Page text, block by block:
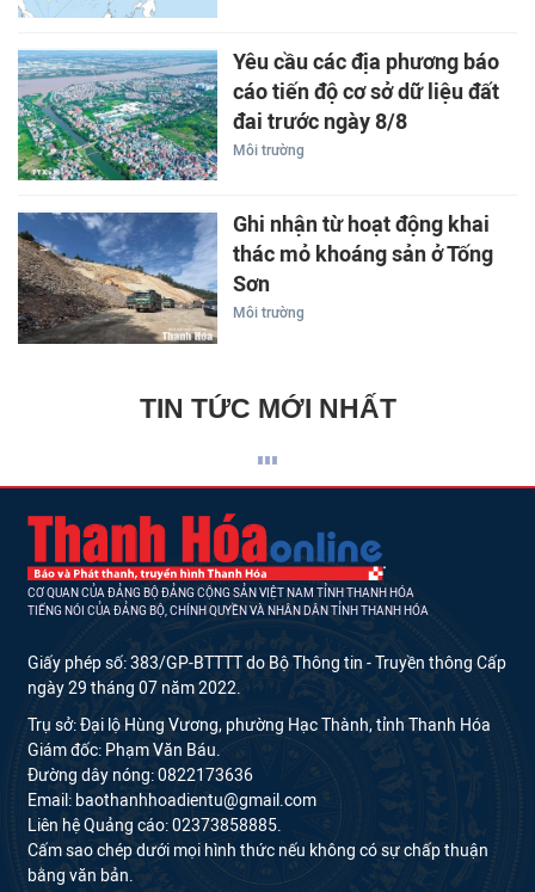
Yêu cầu các địa phương báo
cáo tiến độ cơ sở dữ liệu đất
đai trước ngày 8/8
Môi trường
Ghi nhận từ hoạt động khai
thác mỏ khoáng sản ở Tống
Sơn
Môi trường
TIN TỨC MỚI NHẤT
CƠ QUAN CỦA ĐẢNG BỘ ĐẢNG CỘNG SẢN VIỆT NAM TỈNH THANH HÓA
TIẾNG NÓI CỦA ĐẢNG BỘ, CHÍNH QUYỀN VÀ NHÂN DÂN TỈNH THANH HÓA
Giấy phép số: 383/GP-BTTTT do Bộ Thông tin - Truyền thông Cấp
ngày 29 tháng 07 năm 2022.
Trụ sở: Đại lộ Hùng Vương, phường Hạc Thành, tỉnh Thanh Hóa
Giám đốc: Phạm Văn Báu.
Đường dây nóng: 0822173636
Email: baothanhhoadientu@gmail.com
Liên hệ Quảng cáo: 02373858885.
Cấm sao chép dưới mọi hình thức nếu không có sự chấp thuận
bằng văn bản.